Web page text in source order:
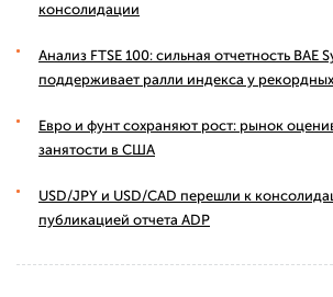
консолидации
Анализ FTSE 100: сильная отчетность BAE
поддерживает ралли индекса у
Евро и фунт сохраняют рост: рынок
занятости в США
USD/JPY и USD/CAD перешли к
публикацией отчета ADP